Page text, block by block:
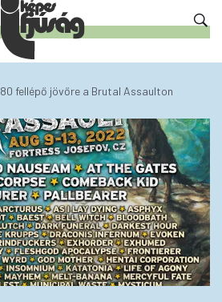
80 fellépő jövőre a Brutal Assaulton